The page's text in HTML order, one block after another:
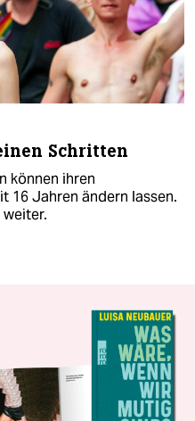
Schritten
können ihren
16 Jahren ändern lassen.